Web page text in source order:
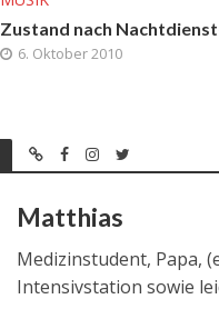
Zustand nach
6. Oktober 2010
Matthias
Medizinstudent, Papa,
Intensivstation sowie